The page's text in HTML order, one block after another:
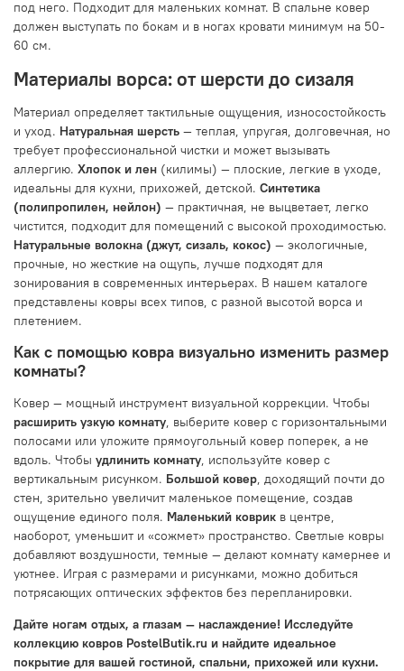
под него. Подходит для маленьких комнат. В спальне ковер
должен выступать по бокам и в ногах кровати минимум на 50-
60 см.
Материалы ворса: от шерсти до сизаля
Материал определяет тактильные ощущения, износостойкость
и уход. Натуральная шерсть — теплая, упругая, долговечная, но
требует профессиональной чистки и может вызывать
аллергию. Хлопок и лен (килимы) — плоские, легкие в уходе,
идеальны для кухни, прихожей, детской. Синтетика
(полипропилен, нейлон) — практичная, не выцветает, легко
чистится, подходит для помещений с высокой проходимостью.
Натуральные волокна (джут, сизаль, кокос) — экологичные,
прочные, но жесткие на ощупь, лучше подходят для
зонирования в современных интерьерах. В нашем каталоге
представлены ковры всех типов, с разной высотой ворса и
плетением.
Как с помощью ковра визуально изменить размер
комнаты?
Ковер — мощный инструмент визуальной коррекции. Чтобы
расширить узкую комнату , выберите ковер с горизонтальными
полосами или уложите прямоугольный ковер поперек, а не
вдоль. Чтобы удлинить комнату , используйте ковер с
вертикальным рисунком. Большой ковер , доходящий почти до
стен, зрительно увеличит маленькое помещение, создав
ощущение единого поля. Маленький коврик в центре,
наоборот, уменьшит и «сожмет» пространство. Светлые ковры
добавляют воздушности, темные — делают комнату камернее и
уютнее. Играя с размерами и рисунками, можно добиться
потрясающих оптических эффектов без перепланировки.
Дайте ногам отдых, а глазам — наслаждение! Исследуйте
коллекцию ковров PostelButik.ru и найдите идеальное
покрытие для вашей гостиной, спальни, прихожей или кухни.